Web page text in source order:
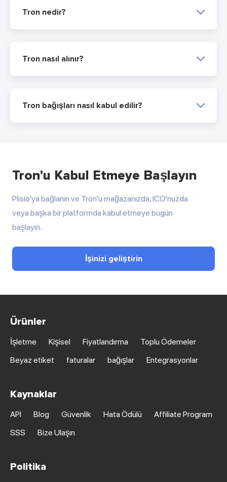
Tron nedir?
Tron nasıl alınır?
Tron bağışları nasıl kabul edilir?
Tron'u Kabul Etmeye Başlayın
Plisio'ya bağlanın ve Tron'u mağazanızda, ICO'nuzda
veya başka bir platformda kabul etmeye bugün
başlayın.
İşinizi geliştirin
Ürünler
İşletme Kişisel Fiyatlandırma
Toplu Ödemeler
Beyaz etiket
faturalar bağışlar Entegrasyonlar
Kaynaklar
API Blog Güvenlik Hata Ödülü
Affiliate Program
SSS
Bize Ulaşın
Politika